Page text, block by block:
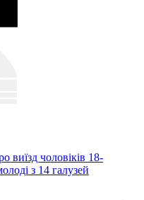
виїзд чоловіків 18-
з 14 галузей